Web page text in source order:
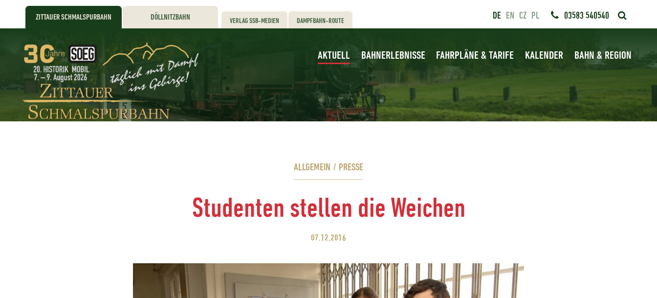
DE EN CZ PL 03583 540540
ZITTAUER SCHMALSPURBAHN DÖLLNITZBAHN VERLAG SSB-MEDIEN DAMPFBAHN-ROUTE
AKTUELL BAHNERLEBNISSE FAHRPLÄNE & TARIFE KALENDER BAHN & REGION
ALLGEMEIN / PRESSE
Studenten stellen die Weichen
07.12.2016